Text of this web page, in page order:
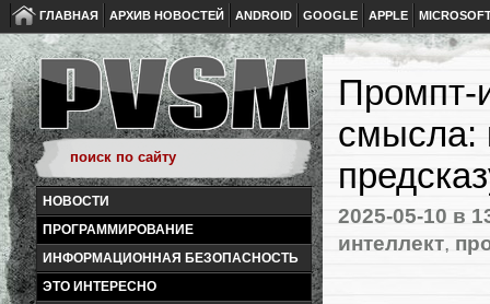
ГЛАВНАЯ АРХИВ НОВОСТЕЙ ANDROID GOOGLE APPLE
НОВОСТИ
ПРОГРАММИРОВАНИЕ
ИНФОРМАЦИОННАЯ БЕЗОПАСНОСТЬ
ЭТО ИНТЕРЕСНО
Промпт-
смысла:
2025-05-10 в
интеллект,